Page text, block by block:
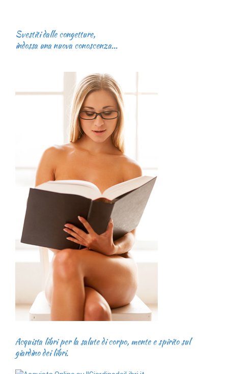
Svestiti dalle congetture,
indossa una nuova conoscenza...
Acquista libri per la salute di corpo, mente e spirito sul
giardino dei libri.